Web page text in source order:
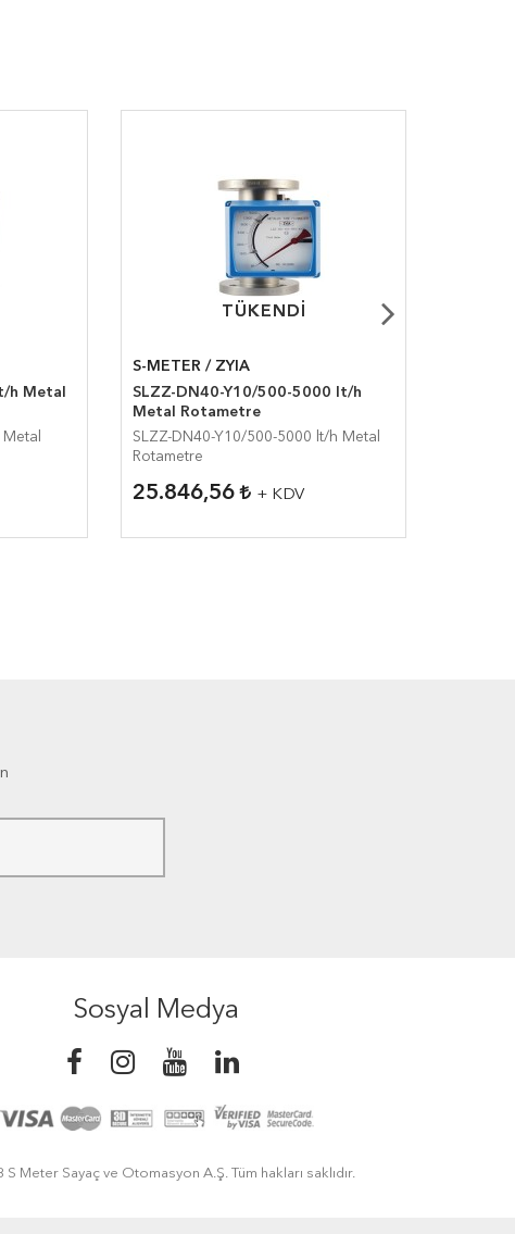
h Metal
TÜKENDI
TÜKENDI
S-METER / ZYIA
SLZZ-DN40-Y10/500-5000 lt/h
Metal Rotametre
SLZZ-DN40-Y10/500-5000 lt/h Metal
Rotametre
25.846,56 + KDV
Sosyal Medya
Meter Sayaç ve Otomasyon A.Ş. Tüm hakları saklıdır.